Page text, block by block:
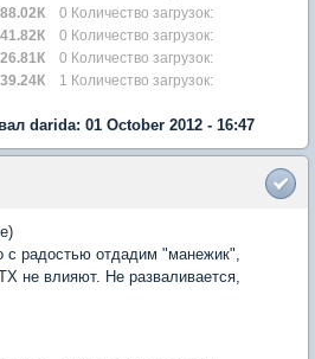
0 Количество загрузок:
0 Количество загрузок:
0 Количество загрузок:
1 Количество загрузок:
darida: 01 October 2012 - 16:47
с радостью отдадим "манежик",
не влияют. Не разваливается,